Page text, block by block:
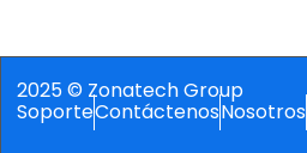
2025 © Zonatech Group
SoporteContáctenosNosotros